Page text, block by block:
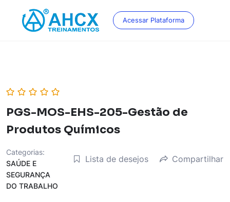
content
Acessar Plataforma
PGS-MOS-EHS-205-Gestão de
Produtos Químicos
Categorias:
SAÚDE E
SEGURANÇA
DO TRABALHO
Lista de desejos Compartilhar